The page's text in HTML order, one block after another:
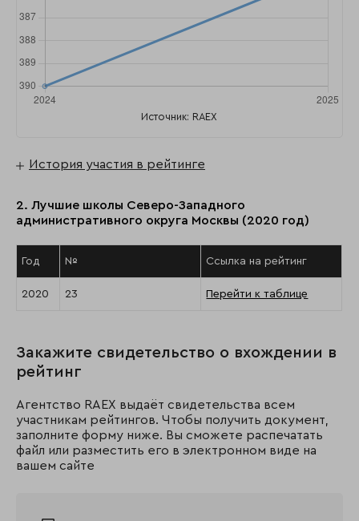
Источник: RAEX
История участия в рейтинге
2. Лучшие школы Северо-Западного
административного округа Москвы (2020 год)
Год № Ссылка на рейтинг
2020 23 Перейти к таблице
Закажите свидетельство о вхождении в
рейтинг
Агентство RAEX выдаёт свидетельства всем
участникам рейтингов. Чтобы получить документ,
заполните форму ниже. Вы сможете распечатать
файл или разместить его в электронном виде на
вашем сайте